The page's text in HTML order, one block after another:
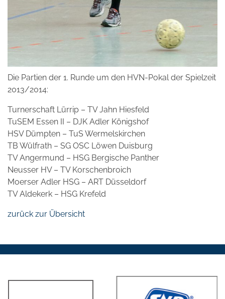
Die Partien der 1. Runde um den HVN-Pokal der Spielzeit
2013/2014:
Turnerschaft Lürrip – TV Jahn Hiesfeld
TuSEM Essen II – DJK Adler Königshof
HSV Dümpten – TuS Wermelskirchen
TB Wülfrath – SG OSC Löwen Duisburg
TV Angermund – HSG Bergische Panther
Neusser HV – TV Korschenbroich
Moerser Adler HSG – ART Düsseldorf
TV Aldekerk – HSG Krefeld
zurück zur Übersicht